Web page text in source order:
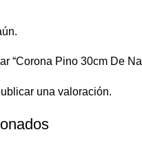
“Corona Pino 30cm De
una valoración.